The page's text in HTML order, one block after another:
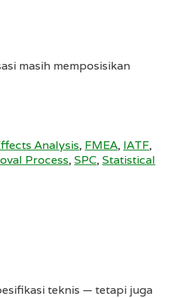
masih memposisikan
Analysis, FMEA, IATF,
Process,SPC,Statistical
teknis — tetapi juga